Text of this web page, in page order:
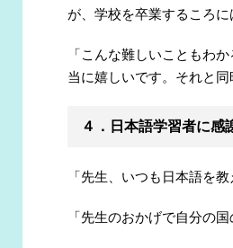
が、学校を卒業するころ
「こんな難しいこともわ
当に嬉しいです。それと
４．日本語学習者に感
「先生、いつも日本語を
「先生のおかげで自分の